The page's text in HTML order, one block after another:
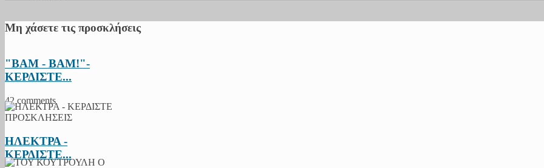
Μη χάσετε τις προσκλήσεις
"BAM - BAM!"-
ΚΕΡΔΙΣΤΕ...
42 comments
ΗΛΕΚΤΡΑ -
ΚΕΡΔΙΣΤΕ...